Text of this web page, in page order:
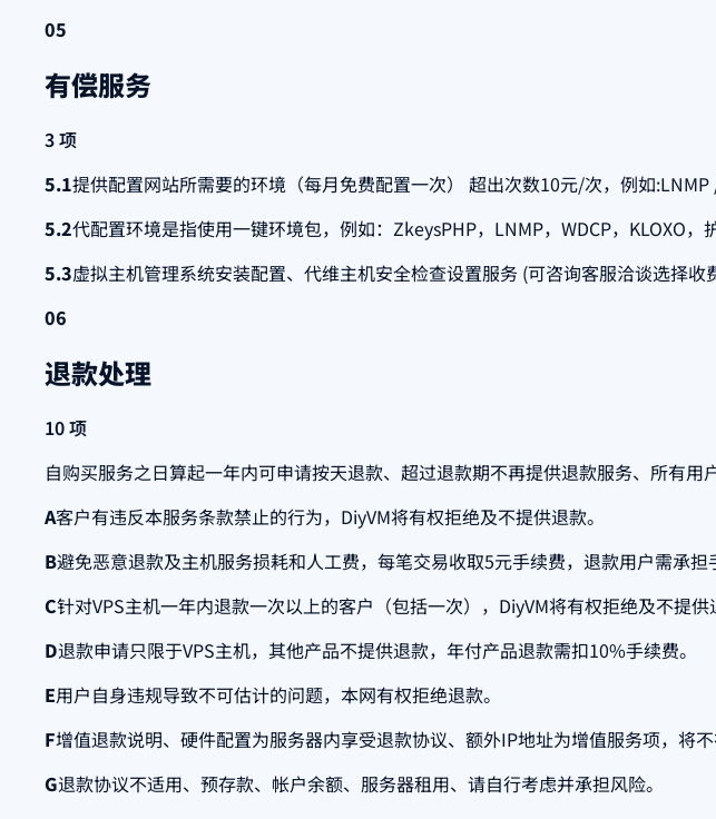
05
有偿服务
3 项
5.1提供配置网站所需要的环境（每月免费配置一次） 超出次数10元/次，例如
5.2代配置环境是指使用一键环境包，例如：ZkeysPHP，LNMP，WDCP，KLOXO
5.3虚拟主机管理系统安装配置、代维主机安全检查设置服务 (可咨询客服洽谈选择收
06
退款处理
10 项
自购买服务之日算起一年内可申请按天退款、超过退款期不再提供退款服务、所有用
A客户有违反本服务条款禁止的行为，DiyVM将有权拒绝及不提供退款。
B避免恶意退款及主机服务损耗和人工费，每笔交易收取5元手续费，退款用户需承担
C针对VPS主机一年内退款一次以上的客户（包括一次），DiyVM将有权拒绝及不提供
D退款申请只限于VPS主机，其他产品不提供退款，年付产品退款需扣10%手续费。
E用户自身违规导致不可估计的问题，本网有权拒绝退款。
F增值退款说明、硬件配置为服务器内享受退款协议、额外IP地址为增值服务项，将不
G退款协议不适用、预存款、帐户余额、服务器租用、请自行考虑并承担风险。